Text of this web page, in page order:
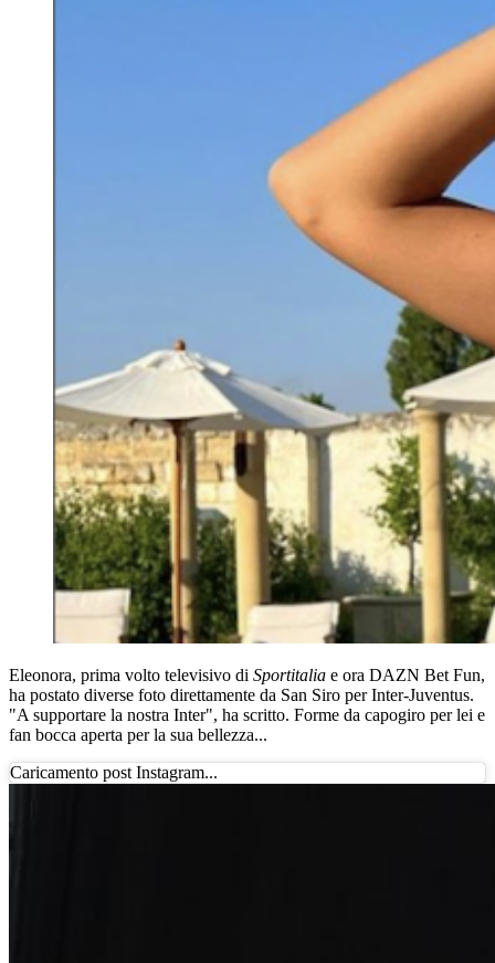
Eleonora, prima volto televisivo di Sportitalia e ora DAZN Bet Fun,
ha postato diverse foto direttamente da San Siro per Inter-Juventus.
"A supportare la nostra Inter", ha scritto. Forme da capogiro per lei e
fan bocca aperta per la sua bellezza...
Caricamento post Instagram...